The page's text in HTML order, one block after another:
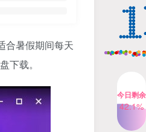
合暑假期间每天
下载。
TOP5
今日剩余
42.1%